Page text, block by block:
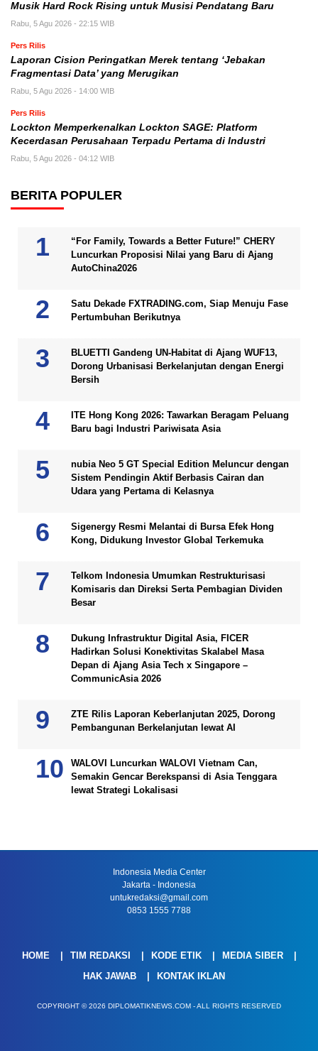
Musik Hard Rock Rising untuk Musisi Pendatang Baru
Rabu, 5 Agu 2026 - 22:15 WIB
Pers Rilis
Laporan Cision Peringatkan Merek tentang ‘Jebakan
Fragmentasi Data’ yang Merugikan
Rabu, 5 Agu 2026 - 14:00 WIB
Pers Rilis
Lockton Memperkenalkan Lockton SAGE: Platform
Kecerdasan Perusahaan Terpadu Pertama di Industri
Rabu, 5 Agu 2026 - 04:12 WIB
BERITA POPULER
“For Family, Towards a Better Future!” CHERY
Luncurkan Proposisi Nilai yang Baru di Ajang
AutoChina2026
Satu Dekade FXTRADING.com, Siap Menuju Fase
Pertumbuhan Berikutnya
BLUETTI Gandeng UN-Habitat di Ajang WUF13,
Dorong Urbanisasi Berkelanjutan dengan Energi
Bersih
ITE Hong Kong 2026: Tawarkan Beragam Peluang
Baru bagi Industri Pariwisata Asia
nubia Neo 5 GT Special Edition Meluncur dengan
Sistem Pendingin Aktif Berbasis Cairan dan
Udara yang Pertama di Kelasnya
Sigenergy Resmi Melantai di Bursa Efek Hong
Kong, Didukung Investor Global Terkemuka
Telkom Indonesia Umumkan Restrukturisasi
Komisaris dan Direksi Serta Pembagian Dividen
Besar
Dukung Infrastruktur Digital Asia, FICER
Hadirkan Solusi Konektivitas Skalabel Masa
Depan di Ajang Asia Tech x Singapore –
CommunicAsia 2026
ZTE Rilis Laporan Keberlanjutan 2025, Dorong
Pembangunan Berkelanjutan lewat AI
WALOVI Luncurkan WALOVI Vietnam Can,
Semakin Gencar Berekspansi di Asia Tenggara
lewat Strategi Lokalisasi
Indonesia Media Center
Jakarta - Indonesia
untukredaksi@gmail.com
0853 1555 7788
HOME TIM REDAKSI KODE ETIK
MEDIA SIBER
HAK JAWAB
KONTAK IKLAN
COPYRIGHT © 2026 DIPLOMATIKNEWS.COM - ALL RIGHTS RESERVED